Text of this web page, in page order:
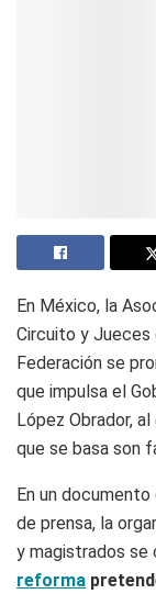
En México, la
Circuito y
Federación se
que impulsa el
López Obrador,
que se basa son
En un
de prensa, la
y magistrados se
reforma